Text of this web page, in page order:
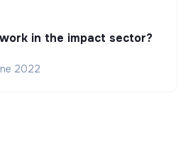
in the impact sector?
2022